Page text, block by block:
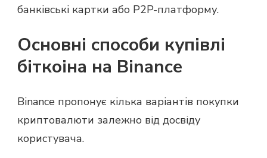
банківські картки або P2P-платформу.
Основні способи купівлі
біткоіна на Binance
Binance пропонує кілька варіантів покупки
криптовалюти залежно від досвіду
користувача.